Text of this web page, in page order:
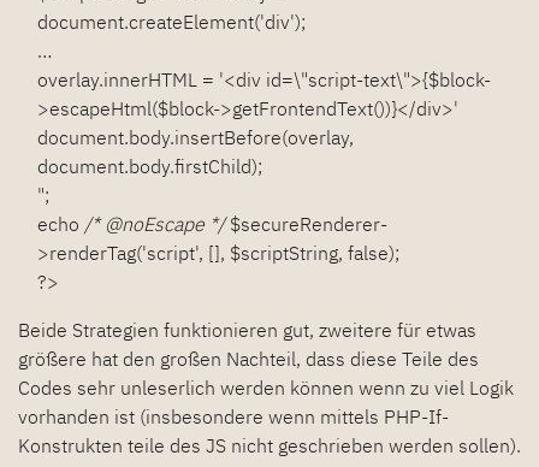
document.createElement('div');
…
overlay.innerHTML = '<div id=\"script-text\">{$block-
>escapeHtml($block->getFrontendText())}</div>'
document.body.insertBefore(overlay,
document.body.firstChild);
";
echo /* @noEscape */$secureRenderer-
>renderTag('script', [], $scriptString, false);
?>
Beide Strategien funktionieren gut, zweitere für etwas
größere hat den großen Nachteil, dass diese Teile des
Codes sehr unleserlich werden können wenn zu viel Logik
vorhanden ist (insbesondere wenn mittels PHP-If-
Konstrukten teile des JS nicht geschrieben werden sollen).